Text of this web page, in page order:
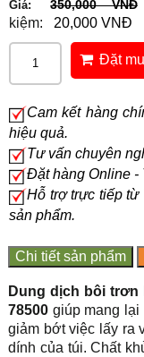
Giá: 350,000 VNĐ
kiệm:
20,000 VNĐ
Đặt
Cam kết hàng
hiệu quả.
Tư vấn chuyên
Đặt hàng Online -
Hỗ trợ trực tiếp từ
sản phẩm.
Chi tiết sản phẩm
Dung dịch bôi
78500giúp mang lại
giảm bớt việc lấy ra
dính của túi. Chất